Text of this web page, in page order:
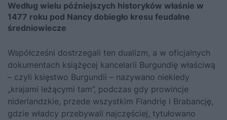
Według wielu późniejszych historyków właśnie w
1477 roku pod Nancy dobiegło kresu feudalne
średniowiecze
Współcześni dostrzegali ten dualizm, a w oficjalnych
dokumentach książęcej kancelarii Burgundię właściwą
– czyli księstwo Burgundii – nazywano niekiedy
„krajami leżącymi tam”, podczas gdy prowincje
niderlandzkie, przede wszystkim Flandrię i Brabancję,
gdzie władcy przebywali najczęściej, tytułowano